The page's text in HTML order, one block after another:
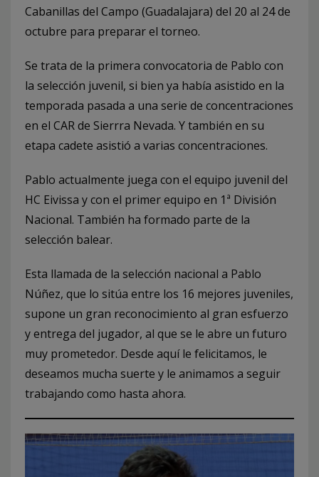
Cabanillas del Campo (Guadalajara) del 20 al 24 de
octubre para preparar el torneo.
Se trata de la primera convocatoria de Pablo con
la selección juvenil, si bien ya había asistido en la
temporada pasada a una serie de concentraciones
en el CAR de Sierrra Nevada. Y también en su
etapa cadete asistió a varias concentraciones.
Pablo actualmente juega con el equipo juvenil del
HC Eivissa y con el primer equipo en 1ª División
Nacional. También ha formado parte de la
selección balear.
Esta llamada de la selección nacional a Pablo
Núñez, que lo sitúa entre los 16 mejores juveniles,
supone un gran reconocimiento al gran esfuerzo
y entrega del jugador, al que se le abre un futuro
muy prometedor. Desde aquí le felicitamos, le
deseamos mucha suerte y le animamos a seguir
trabajando como hasta ahora.